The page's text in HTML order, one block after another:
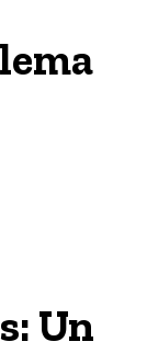
Un